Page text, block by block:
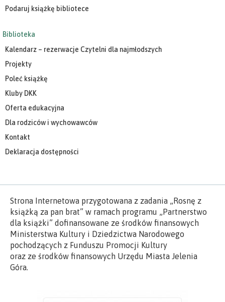
Podaruj książkę bibliotece
Biblioteka
Kalendarz – rezerwacje Czytelni dla najmłodszych
Projekty
Poleć książkę
Kluby DKK
Oferta edukacyjna
Dla rodziców i wychowawców
Kontakt
Deklaracja dostępności
Strona Internetowa przygotowana z zadania „Rosnę z
książką za pan brat” w ramach programu „Partnerstwo
dla książki” dofinansowane ze środków finansowych
Ministerstwa Kultury i Dziedzictwa Narodowego
pochodzących z Funduszu Promocji Kultury
oraz ze środków finansowych Urzędu Miasta Jelenia
Góra.